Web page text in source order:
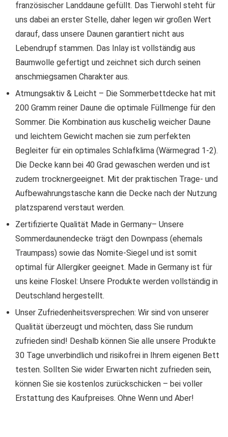
französischer Landdaune gefüllt. Das Tierwohl steht für
uns dabei an erster Stelle, daher legen wir großen Wert
darauf, dass unsere Daunen garantiert nicht aus
Lebendrupf stammen. Das Inlay ist vollständig aus
Baumwolle gefertigt und zeichnet sich durch seinen
anschmiegsamen Charakter aus.
Atmungsaktiv & Leicht – Die Sommerbettdecke hat mit
200 Gramm reiner Daune die optimale Füllmenge für den
Sommer. Die Kombination aus kuschelig weicher Daune
und leichtem Gewicht machen sie zum perfekten
Begleiter für ein optimales Schlafklima (Wärmegrad 1-2).
Die Decke kann bei 40 Grad gewaschen werden und ist
zudem trocknergeeignet. Mit der praktischen Trage- und
Aufbewahrungstasche kann die Decke nach der Nutzung
platzsparend verstaut werden.
Zertifizierte Qualität Made in Germany– Unsere
Sommerdaunendecke trägt den Downpass (ehemals
Traumpass) sowie das Nomite-Siegel und ist somit
optimal für Allergiker geeignet. Made in Germany ist für
uns keine Floskel: Unsere Produkte werden vollständig in
Deutschland hergestellt.
Unser Zufriedenheitsversprechen: Wir sind von unserer
Qualität überzeugt und möchten, dass Sie rundum
zufrieden sind! Deshalb können Sie alle unsere Produkte
30 Tage unverbindlich und risikofrei in Ihrem eigenen Bett
testen. Sollten Sie wider Erwarten nicht zufrieden sein,
können Sie sie kostenlos zurückschicken – bei voller
Erstattung des Kaufpreises. Ohne Wenn und Aber!